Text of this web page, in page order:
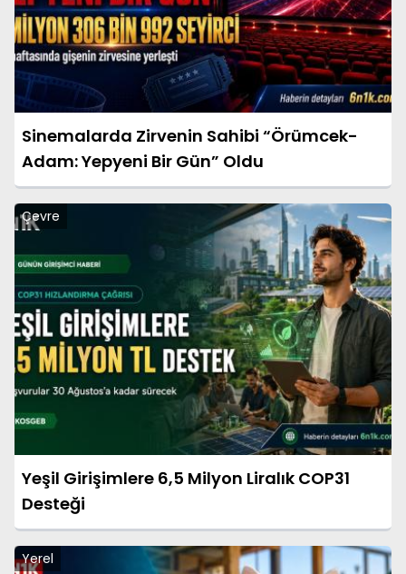
Sinemalarda Zirvenin Sahibi “Örümcek-
Adam: Yepyeni Bir Gün” Oldu
Çevre
Yeşil Girişimlere 6,5 Milyon Liralık COP31
Desteği
Yerel